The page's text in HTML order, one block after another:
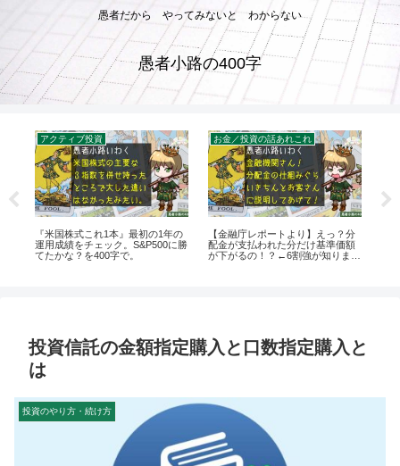
愚者だから やってみないと わからない
愚者小路の400字
アクティブ投資
『米国株式これ1本』最初の1年の
運用成績をチェック。S&P500に勝
てたかな？を400字で。
お金／投資の話あれこれ
【金融庁レポートより】えっ？分
配金が支払われた分だけ基準価額
が下がるの！？←6割強が知りませ
投資信託の金額指定購入と口数指定購入と
は
投資のやり方・続け方